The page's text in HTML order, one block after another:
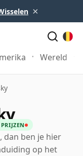
×
Wereld
dan ben je hier
op het